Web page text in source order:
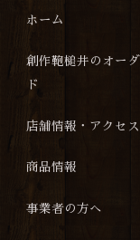
ホーム
創作鞄槌井のオーダ
ド
店舗情報・アクセス
商品情報
事業者の方へ